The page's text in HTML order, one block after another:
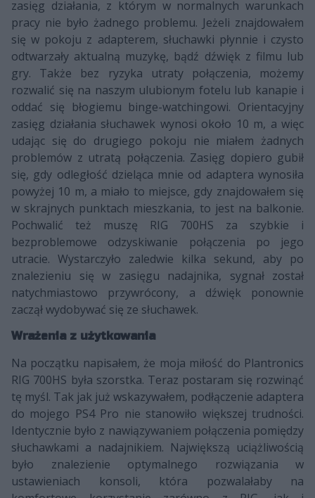
zasięg działania, z którym w normalnych warunkach
pracy nie było żadnego problemu. Jeżeli znajdowałem
się w pokoju z adapterem, słuchawki płynnie i czysto
odtwarzały aktualną muzykę, bądź dźwięk z filmu lub
gry. Także bez ryzyka utraty połączenia, możemy
rozwalić się na naszym ulubionym fotelu lub kanapie i
oddać się błogiemu binge-watchingowi. Orientacyjny
zasięg działania słuchawek wynosi około 10 m, a więc
udając się do drugiego pokoju nie miałem żadnych
problemów z utratą połączenia. Zasięg dopiero gubił
się, gdy odległość dzieląca mnie od adaptera wynosiła
powyżej 10 m, a miało to miejsce, gdy znajdowałem się
w skrajnych punktach mieszkania, to jest na balkonie.
Pochwalić też muszę RIG 700HS za szybkie i
bezproblemowe odzyskiwanie połączenia po jego
utracie. Wystarczyło zaledwie kilka sekund, aby po
znalezieniu się w zasięgu nadajnika, sygnał został
natychmiastowo przywrócony, a dźwięk ponownie
zaczął wydobywać się ze słuchawek.
Wrażenia z użytkowania
Na początku napisałem, że moja miłość do Plantronics
RIG 700HS była szorstka. Teraz postaram się rozwinąć
tę myśl. Tak jak już wskazywałem, podłączenie adaptera
do mojego PS4 Pro nie stanowiło większej trudności.
Identycznie było z nawiązywaniem połączenia pomiędzy
słuchawkami a nadajnikiem. Największą uciążliwością
było znalezienie optymalnego rozwiązania w
ustawieniach konsoli, która pozwalałaby na